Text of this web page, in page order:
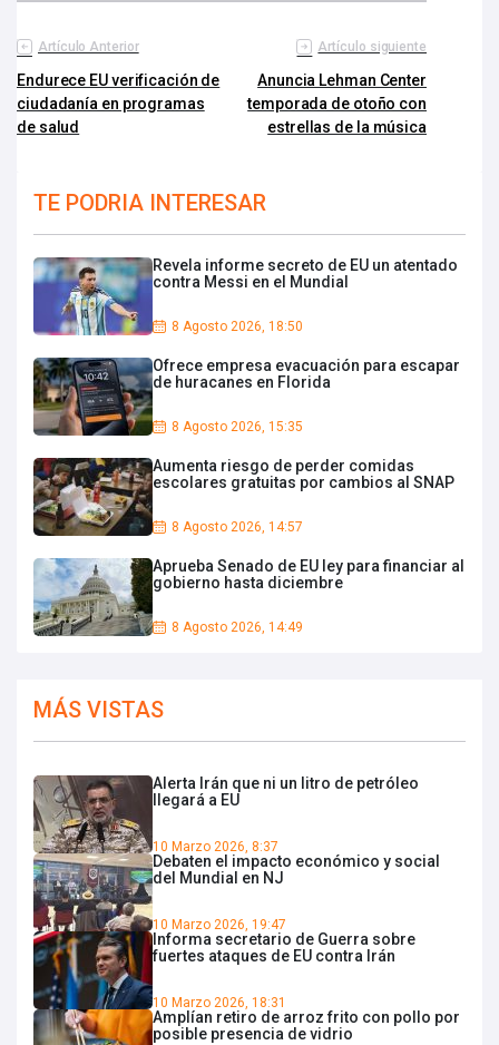
Artículo Anterior
Endurece EU verificación de
ciudadanía en programas
de salud
Artículo siguiente
Anuncia Lehman Center
temporada de otoño con
estrellas de la música
TE PODRIA INTERESAR
Revela informe secreto de EU un atentado
contra Messi en el Mundial
8 Agosto 2026, 18:50
Ofrece empresa evacuación para escapar
de huracanes en Florida
8 Agosto 2026, 15:35
Aumenta riesgo de perder comidas
escolares gratuitas por cambios al SNAP
8 Agosto 2026, 14:57
Aprueba Senado de EU ley para financiar al
gobierno hasta diciembre
8 Agosto 2026, 14:49
MÁS VISTAS
Alerta Irán que ni un litro de petróleo
llegará a EU
10 Marzo 2026, 8:37
Debaten el impacto económico y social
del Mundial en NJ
10 Marzo 2026, 19:47
Informa secretario de Guerra sobre
fuertes ataques de EU contra Irán
10 Marzo 2026, 18:31
Amplían retiro de arroz frito con pollo por
posible presencia de vidrio